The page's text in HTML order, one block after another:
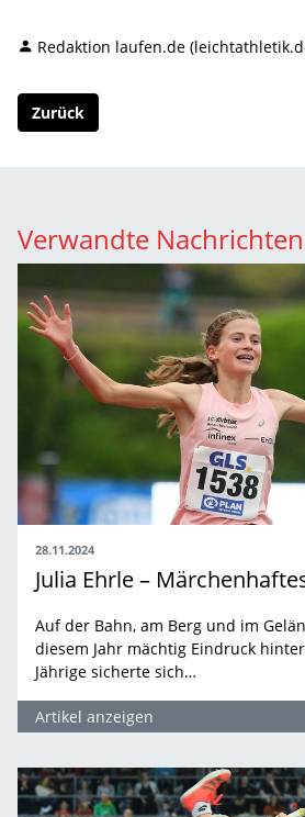
Redaktion laufen.de
Zurück
Verwandte Nachrichten
28.11.2024
Auf der Bahn, am Berg und im
diesem Jahr mächtig Eindruck
Jährige sicherte sich…
Artikel anzeigen